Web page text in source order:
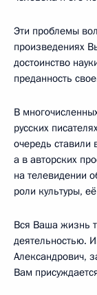
Эти проблемы
произведениях
достоинство
преданность
В
русских
очередь ставили
а в авторских
на телевидении
роли культуры,
Вся Ваша жизнь
деятельностью.
Александрович,
Вам